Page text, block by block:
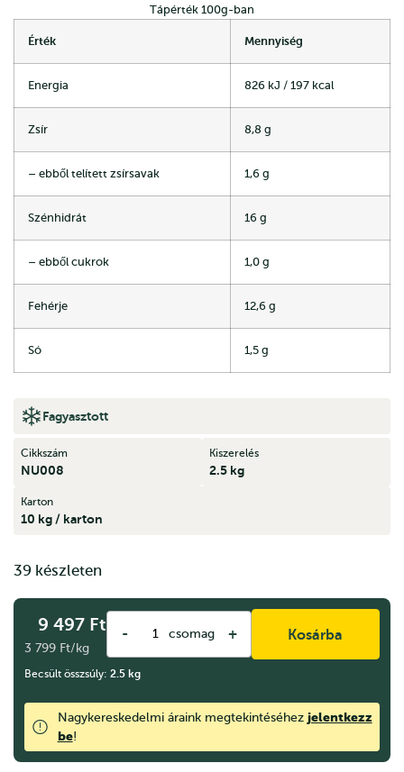
Tápérték 100g-ban
Érték Mennyiség
Energia 826 kJ / 197 kcal
Zsír 8,8 g
– ebből telített zsírsavak 1,6 g
Szénhidrát 16 g
– ebből cukrok 1,0 g
Fehérje 12,6 g
Só 1,5 g
Fagyasztott
Cikkszám
NU008
Kiszerelés
2.5 kg
Karton
10 kg / karton
39 készleten
9 497 Ft
3 799 Ft/kg
- csomag + Kosárba
Becsült összsúly: 2.5 kg
Nagykereskedelmi áraink megtekintéséhez jelentkezz
be!